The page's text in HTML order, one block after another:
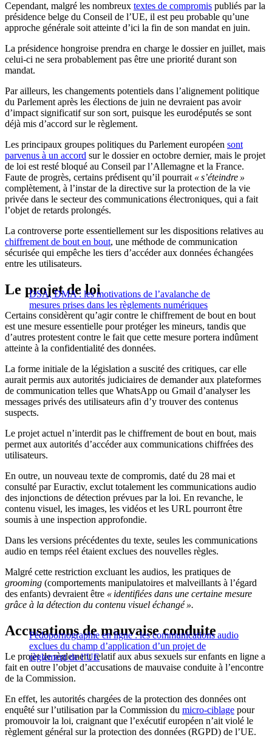
Cependant, malgré les nombreux textes de compromis publiés par la
présidence belge du Conseil de l’UE, il est peu probable qu’une
approche générale soit atteinte d’ici la fin de son mandat en juin.
La présidence hongroise prendra en charge le dossier en juillet, mais
celui-ci ne sera probablement pas être une priorité durant son
mandat.
Par ailleurs, les changements potentiels dans l’alignement politique
du Parlement après les élections de juin ne devraient pas avoir
d’impact significatif sur son sort, puisque les eurodéputés se sont
déjà mis d’accord sur le règlement.
Les principaux groupes politiques du Parlement européen sont
parvenus à un accord sur le dossier en octobre dernier, mais le projet
de loi est resté bloqué au Conseil par l’Allemagne et la France.
Faute de progrès, certains prédisent qu’il pourrait « s’éteindre »
complètement, à l’instar de la directive sur la protection de la vie
privée dans le secteur des communications électroniques, qui a fait
l’objet de retards prolongés.
La controverse porte essentiellement sur les dispositions relatives au
chiffrement de bout en bout, une méthode de communication
sécurisée qui empêche les tiers d’accéder aux données échangées
entre les utilisateurs.
DSA, DMA : les motivations de l’avalanche de
mesures prises dans les règlements numériques
Le projet de loi
Certains considèrent qu’agir contre le chiffrement de bout en bout
est une mesure essentielle pour protéger les mineurs, tandis que
d’autres protestent contre le fait que cette mesure portera indûment
atteinte à la confidentialité des données.
La forme initiale de la législation a suscité des critiques, car elle
aurait permis aux autorités judiciaires de demander aux plateformes
de communication telles que WhatsApp ou Gmail d’analyser les
messages privés des utilisateurs afin d’y trouver des contenus
suspects.
Le projet actuel n’interdit pas le chiffrement de bout en bout, mais
permet aux autorités d’accéder aux communications chiffrées des
utilisateurs.
En outre, un nouveau texte de compromis, daté du 28 mai et
consulté par Euractiv, exclut totalement les communications audio
des injonctions de détection prévues par la loi. En revanche, le
contenu visuel, les images, les vidéos et les URL pourront être
soumis à une inspection approfondie.
Dans les versions précédentes du texte, seules les communications
audio en temps réel étaient exclues des nouvelles règles.
Malgré cette restriction excluant les audios, les pratiques de
grooming (comportements manipulatoires et malveillants à l’égard
des enfants) devraient être « identifiées dans une certaine mesure
grâce à la détection du contenu visuel échangé ».
Pédopornographie en ligne : les communications audio
exclues du champ d’application d’un projet de
règlement de l’UE
Accusations de mauvaise conduite
Le projet de règlement relatif aux abus sexuels sur enfants en ligne a
fait en outre l’objet d’accusations de mauvaise conduite à l’encontre
de la Commission.
En effet, les autorités chargées de la protection des données ont
enquêté sur l’utilisation par la Commission du micro-ciblage pour
promouvoir la loi, craignant que l’exécutif européen n’ait violé le
règlement général sur la protection des données (RGPD) de l’UE.